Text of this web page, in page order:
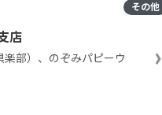
その他
店
部）、のぞみパピーウ
›